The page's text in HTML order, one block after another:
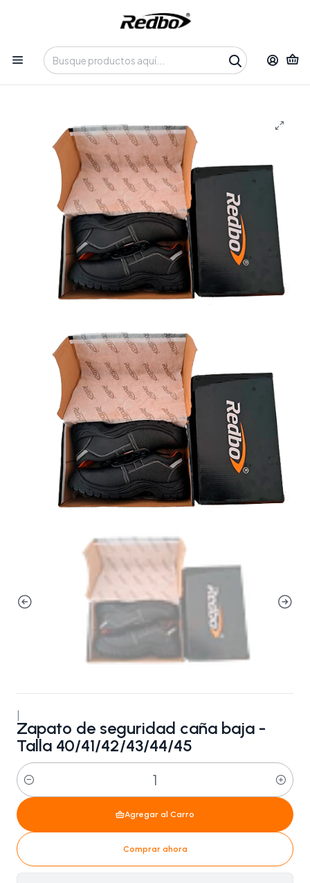
Tienda 100% Online con despacho a domicilio o retiro en
Oficina • Lun-Vie 09:30-14:00 / 15:00-17:30 • 📞 +56 9 3730 2311
Zapato de seguridad caña baja - Talla
40/41/42/43/44/45
Zapato de seguridad caña baja -
Talla 40/41/42/43/44/45
Cantidad
Agregar al Carro
Comprar ahora